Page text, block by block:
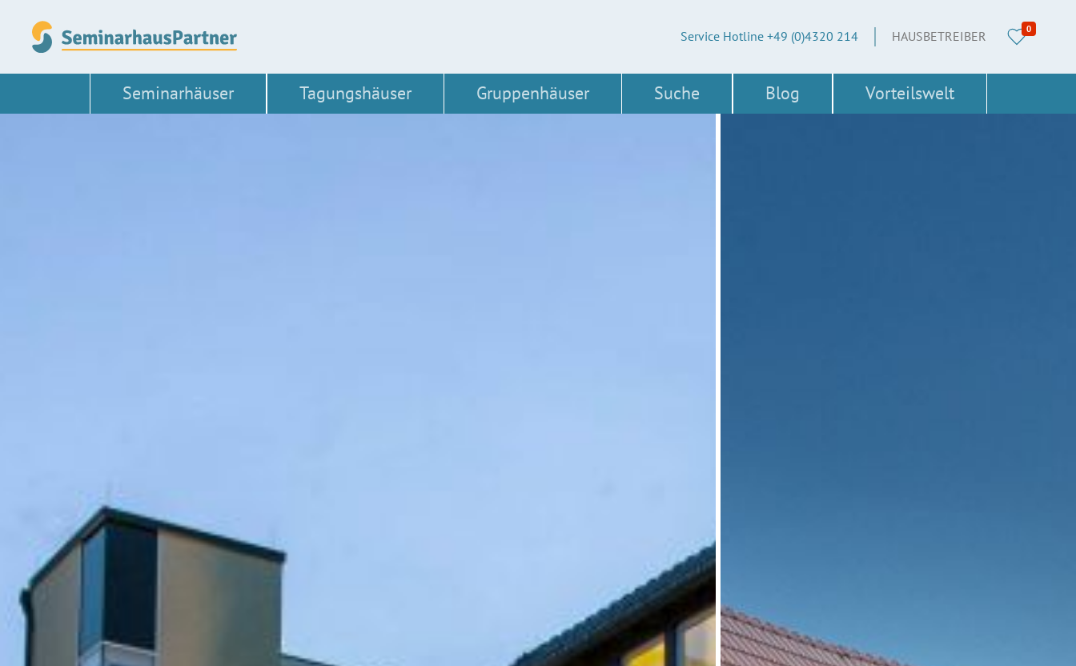
Service Hotline +49 (0)4320 214 HAUSBETREIBER 0
Seminarhäuser Tagungshäuser Gruppenhäuser Suche Blog Vorteilswelt